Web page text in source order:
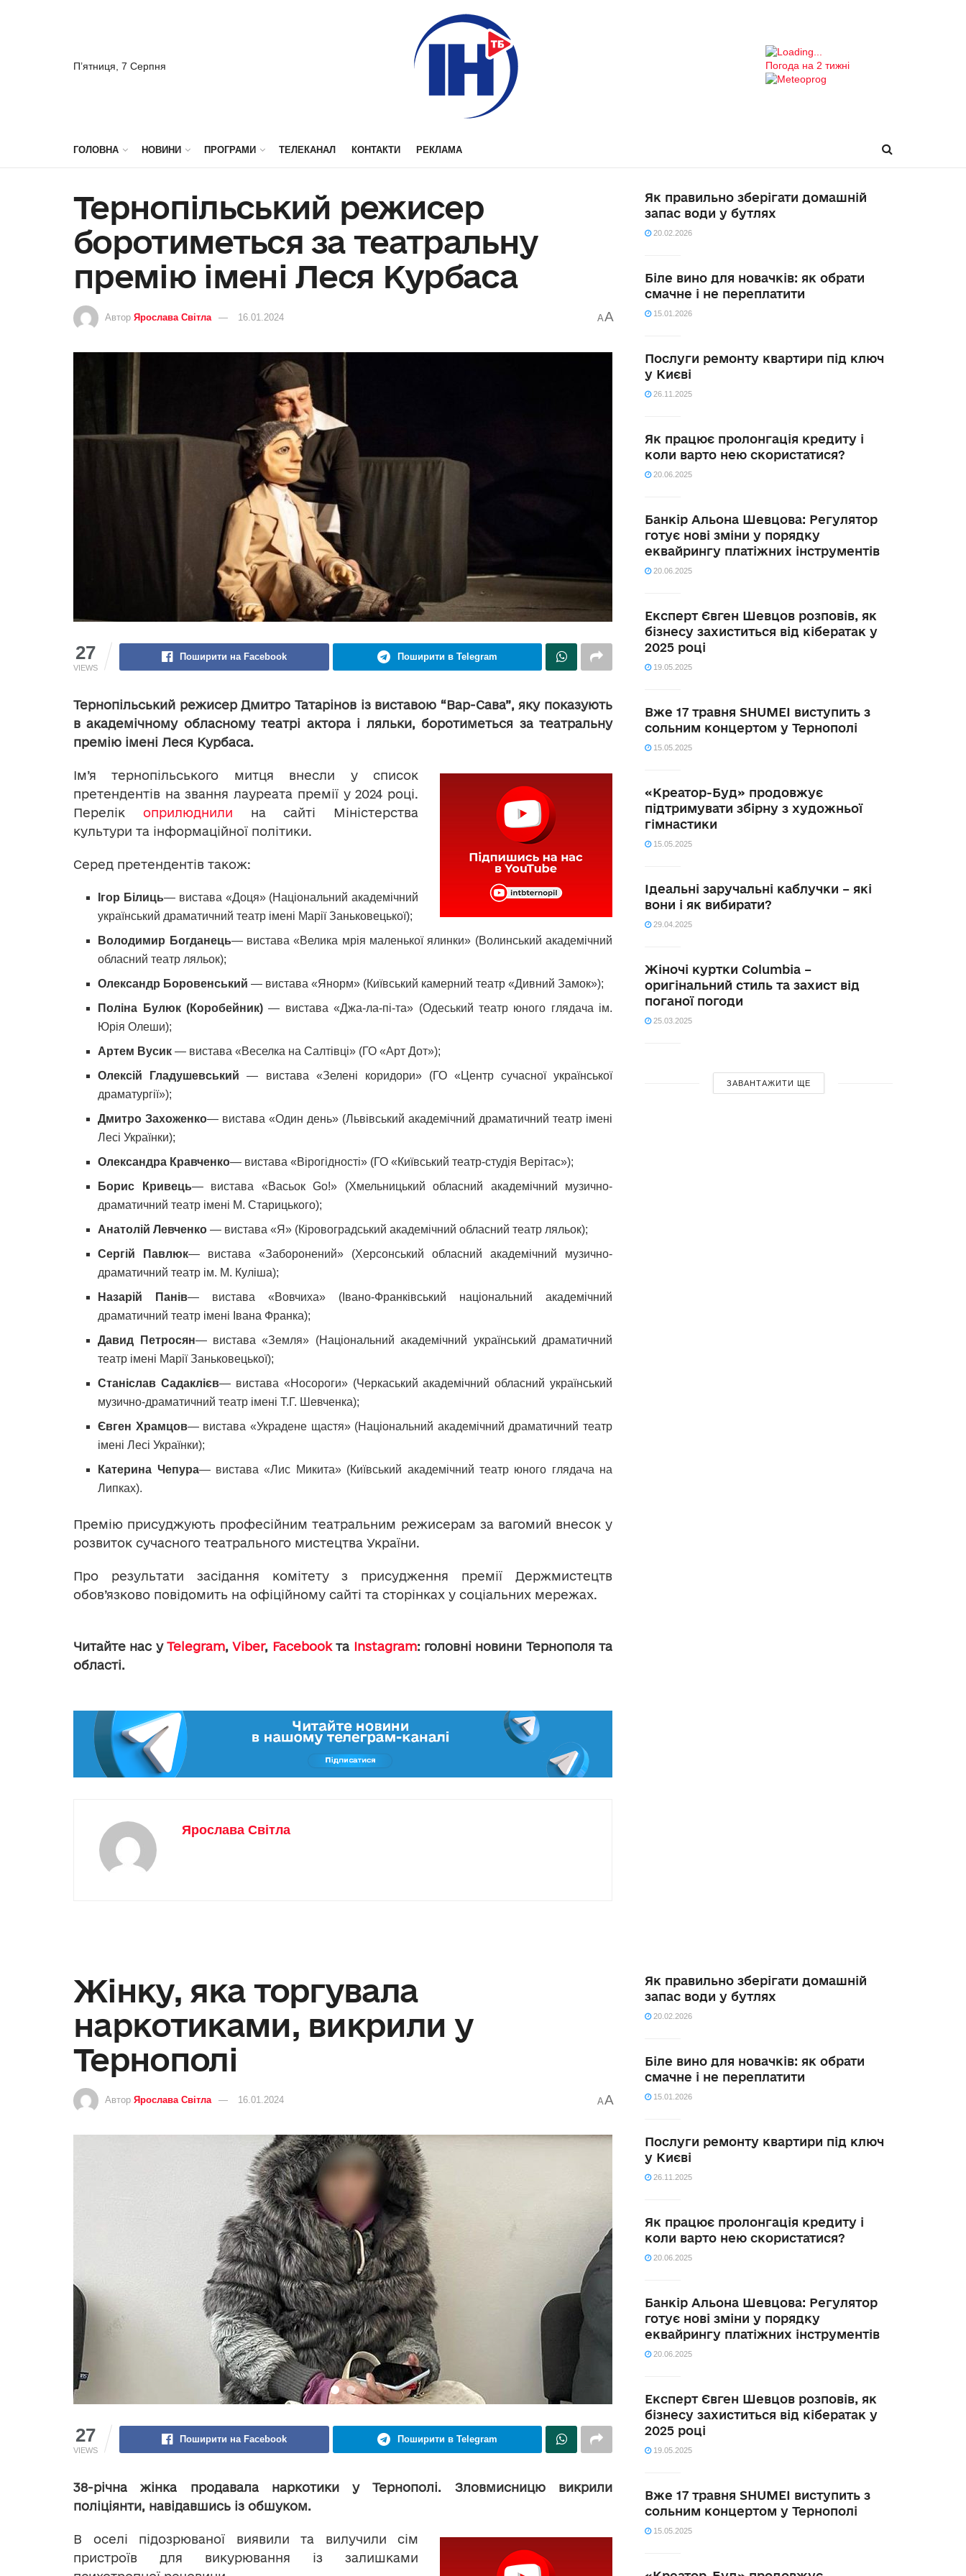
П’ятниця, 7 Серпня Погода на 2 тижні
ГОЛОВНА НОВИНИ ПРОГРАМИ ТЕЛЕКАНАЛ КОНТАКТИ РЕКЛАМА
Тернопільський режисер
боротиметься за театральну
премію імені Леся Курбаса
Автор Ярослава Світла 16.01.2024 AA
27
VIEWS
Поширити на Facebook Поширити в Telegram
Тернопільський режисер Дмитро Татарінов із виставою “Вар-Сава”, яку показують
в академічному обласному театрі актора і ляльки, боротиметься за театральну
премію імені Леся Курбаса.
Ім’я тернопільського митця внесли у список
претендентів на звання лауреата премії у 2024 році.
Перелік оприлюднили на сайті Міністерства
культури та інформаційної політики.
Серед претендентів також:
Ігор Білиць— вистава «Доця» (Національний академічний
український драматичний театр імені Марії Заньковецької);
Володимир Богданець— вистава «Велика мрія маленької ялинки» (Волинський академічний
обласний театр ляльок);
Олександр Боровенський— вистава «Янорм» (Київський камерний театр «Дивний Замок»);
Поліна Булюк (Коробейник)— вистава «Джа-ла-пі-та» (Одеський театр юного глядача ім.
Юрія Олеши);
Артем Вусик — вистава «Веселка на Салтівці» (ГО «Арт Дот»);
Олексій Гладушевський — вистава «Зелені коридори» (ГО «Центр сучасної української
драматургії»);
Дмитро Захоженко— вистава «Один день» (Львівський академічний драматичний театр імені
Лесі Українки);
Олександра Кравченко— вистава «Вірогідності» (ГО «Київський театр-студія Верітас»);
Борис Кривець— вистава «Васьок Go!» (Хмельницький обласний академічний музично-
драматичний театр імені М. Старицького);
Анатолій Левченко— вистава «Я» (Кіровоградський академічний обласний театр ляльок);
Сергій Павлюк— вистава «Заборонений» (Херсонський обласний академічний музично-
драматичний театр ім. М. Куліша);
Назарій Панів— вистава «Вовчиха» (Івано-Франківський національний академічний
драматичний театр імені Івана Франка);
Давид Петросян— вистава «Земля» (Національний академічний український драматичний
театр імені Марії Заньковецької);
Станіслав Садаклієв— вистава «Носороги» (Черкаський академічний обласний український
музично-драматичний театр імені Т.Г. Шевченка);
Євген Храмцов— вистава «Украдене щастя» (Національний академічний драматичний театр
імені Лесі Українки);
Катерина Чепура— вистава «Лис Микита» (Київський академічний театр юного глядача на
Липках).
Премію присуджують професійним театральним режисерам за вагомий внесок у
розвиток сучасного театрального мистецтва України.
Про результати засідання комітету з присудження премії Держмистецтв
обов’язково повідомить на офіційному сайті та сторінках у соціальних мережах.
Читайте нас уTelegram,Viber, Facebookта Instagram: головні новини Тернополя та
області.
Ярослава Світла
Як правильно зберігати домашній
запас води у бутлях
20.02.2026
Біле вино для новачків: як обрати
смачне і не переплатити
15.01.2026
Послуги ремонту квартири під ключ
у Києві
26.11.2025
Як працює пролонгація кредиту і
коли варто нею скористатися?
20.06.2025
Банкір Альона Шевцова: Регулятор
готує нові зміни у порядку
еквайрингу платіжних інструментів
20.06.2025
Експерт Євген Шевцов розповів, як
бізнесу захиститься від кібератак у
2025 році
19.05.2025
Вже 17 травня SHUMEI виступить з
сольним концертом у Тернополі
15.05.2025
«Креатор-Буд» продовжує
підтримувати збірну з художньої
гімнастики
15.05.2025
Ідеальні заручальні каблучки – які
вони і як вибирати?
29.04.2025
Жіночі куртки Columbia –
оригінальний стиль та захист від
поганої погоди
25.03.2025
ЗАВАНТАЖИТИ ЩЕ
Жінку, яка торгувала
наркотиками, викрили у
Тернополі
Автор Ярослава Світла 16.01.2024 AA
27
VIEWS
Поширити на Facebook Поширити в Telegram
38-річна жінка продавала наркотики у Тернополі. Зловмисницю викрили
поліціянти, навідавшись із обшуком.
В оселі підозрюваної виявили та вилучили сім
пристроїв для викурювання із залишками
Як правильно зберігати домашній
запас води у бутлях
20.02.2026
Біле вино для новачків: як обрати
смачне і не переплатити
15.01.2026
Послуги ремонту квартири під ключ
у Києві
26.11.2025
Як працює пролонгація кредиту і
коли варто нею скористатися?
20.06.2025
Банкір Альона Шевцова: Регулятор
готує нові зміни у порядку
еквайрингу платіжних інструментів
20.06.2025
Експерт Євген Шевцов розповів, як
бізнесу захиститься від кібератак у
2025 році
19.05.2025
Вже 17 травня SHUMEI виступить з
сольним концертом у Тернополі
15.05.2025